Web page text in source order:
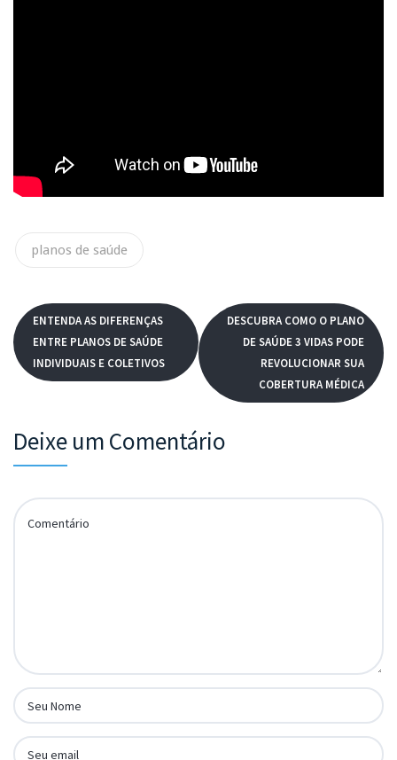
planos de saúde
ENTENDA AS DIFERENÇAS
ENTRE PLANOS DE SAÚDE
INDIVIDUAIS E COLETIVOS
DESCUBRA COMO O PLANO
DE SAÚDE 3 VIDAS PODE
REVOLUCIONAR SUA
COBERTURA MÉDICA
Deixe um Comentário